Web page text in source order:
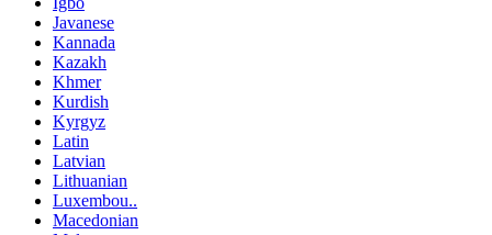
Javanese
Kannada
Kazakh
Khmer
Kurdish
Kyrgyz
Latin
Latvian
Lithuanian
Luxembou..
Macedonian